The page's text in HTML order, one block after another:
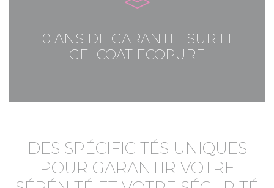
10 ANS DE GARANTIE SUR LE
GELCOAT ECOPURE
DES SPÉCIFICITÉS UNIQUES
POUR GARANTIR VOTRE